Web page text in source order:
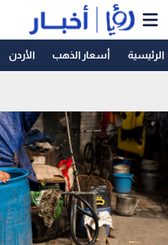
الرئيسية أسعار الذهب الأردن